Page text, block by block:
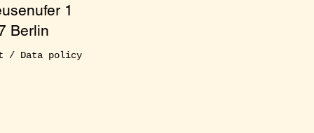
1
Berlin
/ Data policy